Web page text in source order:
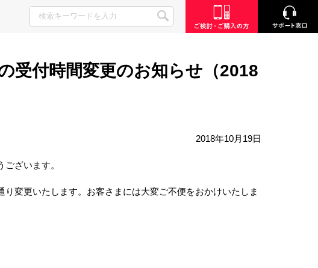
サポート窓口
受付時間変更のお知らせ（2018
2018年10月19日
ざいます。
変更いたします。お客さまには大変ご不便をおかけいたしま